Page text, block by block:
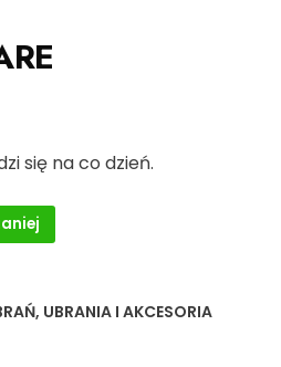
się na co dzień.
, UBRANIA I AKCESORIA